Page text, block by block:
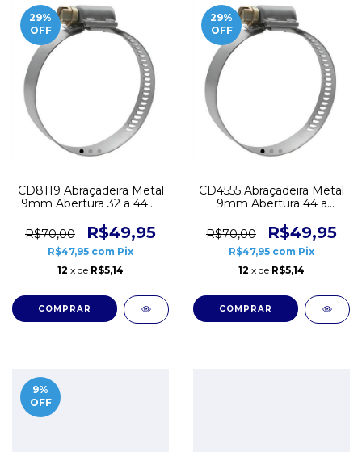
29%
OFF
CD8119 Abraçadeira Metal
9mm Abertura 32 a 44m
R$70,00
R$49,95
R$47,95 com Pix
12 x de R$5,14
29%
OFF
CD4555 Abraçadeira Metal
9mm Abertura 44 a
unidades
R$70,00 R$49,95
R$47,95 com Pix
12 x de R$5,14
9%
OFF